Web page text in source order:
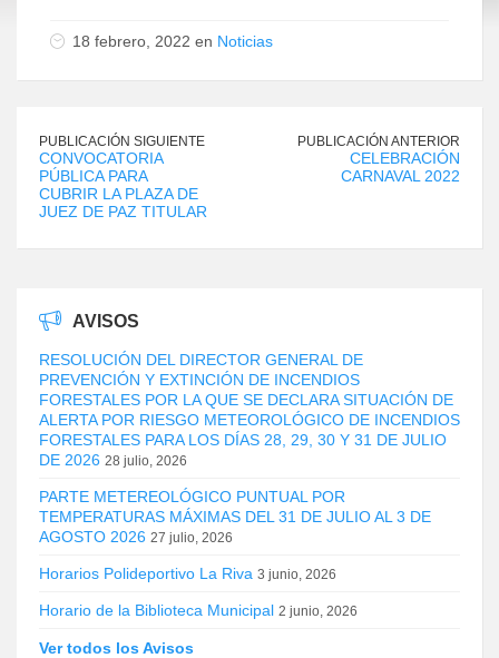
18 febrero, 2022 en Noticias
PUBLICACIÓN SIGUIENTE
CONVOCATORIA
PÚBLICA PARA
CUBRIR LA PLAZA DE
JUEZ DE PAZ TITULAR
PUBLICACIÓN ANTERIOR
CELEBRACIÓN
CARNAVAL 2022
AVISOS
RESOLUCIÓN DEL DIRECTOR GENERAL DE
PREVENCIÓN Y EXTINCIÓN DE INCENDIOS
FORESTALES POR LA QUE SE DECLARA SITUACIÓN DE
ALERTA POR RIESGO METEOROLÓGICO DE INCENDIOS
FORESTALES PARA LOS DÍAS 28, 29, 30 Y 31 DE JULIO
DE 2026 28 julio, 2026
PARTE METEREOLÓGICO PUNTUAL POR
TEMPERATURAS MÁXIMAS DEL 31 DE JULIO AL 3 DE
AGOSTO 2026 27 julio, 2026
Horarios Polideportivo La Riva 3 junio, 2026
Horario de la Biblioteca Municipal 2 junio, 2026
Ver todos los Avisos